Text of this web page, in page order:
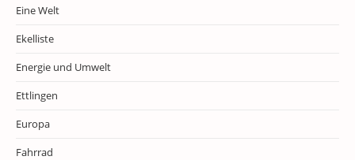
Eine Welt
Ekelliste
Energie und Umwelt
Ettlingen
Europa
Fahrrad